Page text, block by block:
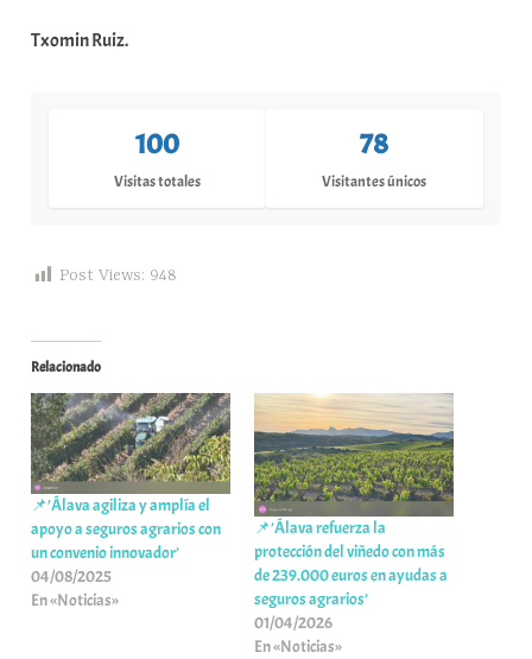
Txomin Ruiz.
100
Visitas totales
78
Visitantes únicos
Post Views: 948
Relacionado
📌’Álava agiliza y amplía el
apoyo a seguros agrarios con
un convenio innovador’
04/08/2025
En «Noticias»
📌’Álava refuerza la
protección del viñedo con más
de 239.000 euros en ayudas a
seguros agrarios’
01/04/2026
En «Noticias»